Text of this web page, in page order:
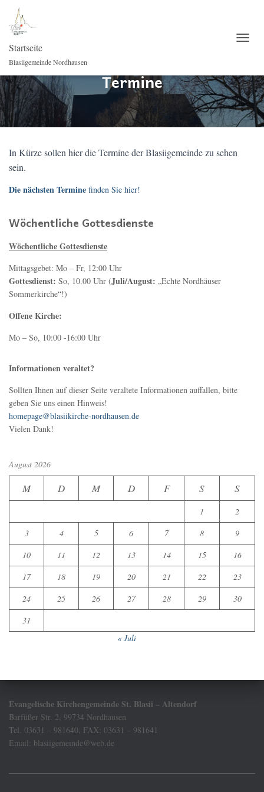
Startseite
Blasiigemeinde Nordhausen
Termine
In Kürze sollen hier die Termine der Blasiigemeinde zu sehen
sein.
Die nächsten Termine finden Sie hier!
Wöchentliche Gottesdienste
Wöchentliche Gottesdienste
Mittagsgebet: Mo – Fr, 12:00 Uhr
Gottesdienst: So, 10.00 Uhr (Juli/August: „Echte Nordhäuser
Sommerkirche“!)
Offene Kirche:
Mo – So, 10:00 -16:00 Uhr
Informationen veraltet?
Sollten Ihnen auf dieser Seite veraltete Informationen auffallen, bitte
geben Sie uns einen Hinweis!
homepage@blasiikirche-nordhausen.de
Vielen Dank!
August 2026
M D M D F S S
1
2
3
4 5 6 7 8
9
10
11 12 13 14 15
16
17
18 19 20 21 22
23
24
25 26 27 28 29
30
31
« Juli
Evangelische Kirchengemeinde St. Blasii – Altendorf
Barfüßer Str. 2, 99734 Nordhausen
Tel. 03631 – 981640, FAX: 03631 – 981641
Email: blasiigemeinde@web.de